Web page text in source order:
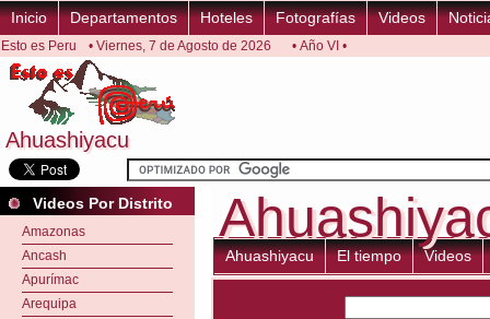
Ahuashiyacu
Ahuashiyacu
Inicio Departamentos Hoteles Fotografías Videos
Esto es Peru • Viernes, 7 de Agosto de 2026 • Año VI •
Videos Por Distrito
Amazonas
Ancash
Apurímac
Arequipa
Ahuashiyacu El tiempo Videos